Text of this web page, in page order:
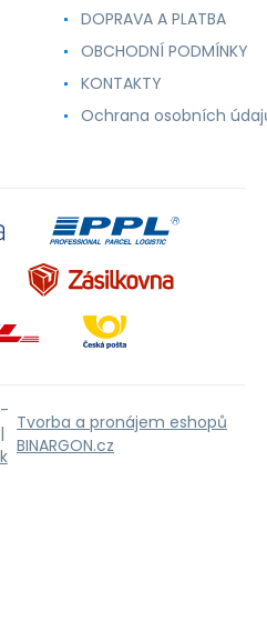
DOPRAVA A PLATBA
OBCHODNÍ PODMÍNKY
KONTAKTY
Ochrana osobních
Tvorba a pronájem eshopů
BINARGON.cz